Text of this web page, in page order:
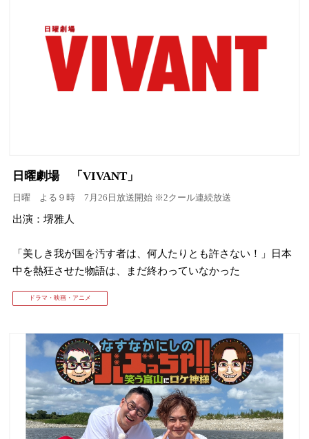
日曜劇場 「VIVANT」
日曜 よる９時 7月26日放送開始 ※2クール連続放送
出演：堺雅人
「美しき我が国を汚す者は、何人たりとも許さない！」日本
中を熱狂させた物語は、まだ終わっていなかった
ドラマ・映画・アニメ